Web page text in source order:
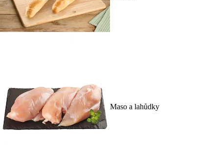
Maso a lahůdky